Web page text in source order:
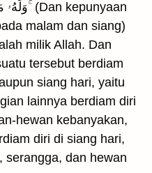
malam dan siang)
milik Allah. Dan
tersebut berdiam
siang hari, yaitu
lainnya berdiam diri
hewan kebanyakan,
diri di siang hari,
serangga, dan hewan